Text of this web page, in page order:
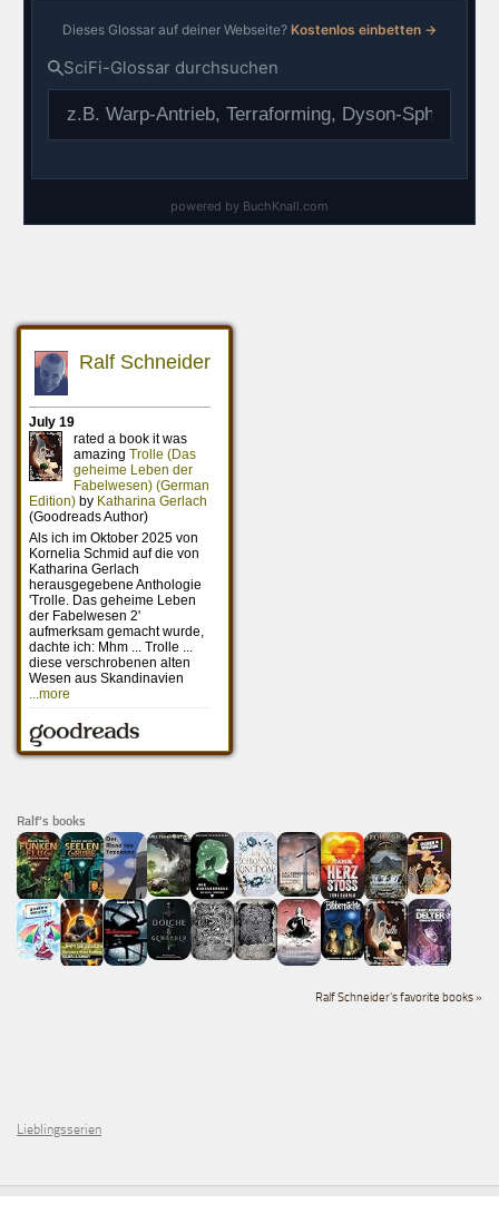
Ralf's books
Ralf Schneider's favorite books »
Lieblingsserien